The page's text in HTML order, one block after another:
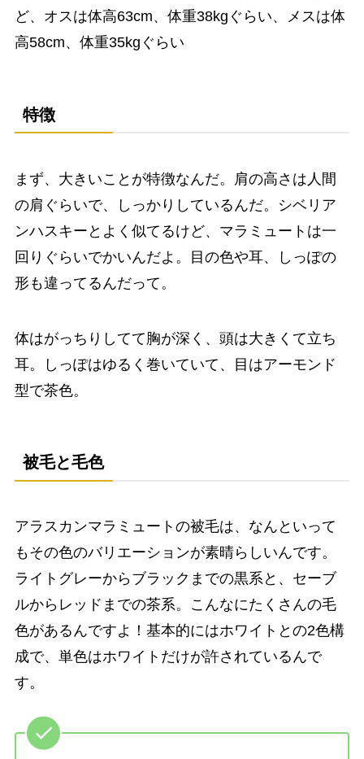
ど、オスは体高63cm、体重38kgぐらい、メスは体
高58cm、体重35kgぐらい
特徴
まず、大きいことが特徴なんだ。肩の高さは人間
の肩ぐらいで、しっかりしているんだ。シベリア
ンハスキーとよく似てるけど、マラミュートは一
回りぐらいでかいんだよ。目の色や耳、しっぽの
形も違ってるんだって。
体はがっちりしてて胸が深く、頭は大きくて立ち
耳。しっぽはゆるく巻いていて、目はアーモンド
型で茶色。
被毛と毛色
アラスカンマラミュートの被毛は、なんといって
もその色のバリエーションが素晴らしいんです。
ライトグレーからブラックまでの黒系と、セーブ
ルからレッドまでの茶系。こんなにたくさんの毛
色があるんですよ！基本的にはホワイトとの2色構
成で、単色はホワイトだけが許されているんで
す。